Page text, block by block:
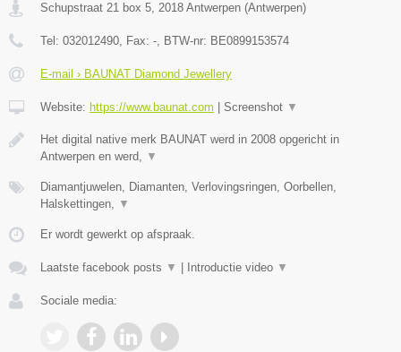
Schupstraat 21 box 5, 2018 Antwerpen (Antwerpen)
Tel: 032012490, Fax: -, BTW-nr: BE0899153574
E-mail › BAUNAT Diamond Jewellery
Website: https://www.baunat.com Screenshot ▼
Het digital native merk BAUNAT werd in 2008 opgericht in
Antwerpen en werd, ▼
Diamantjuwelen, Diamanten, Verlovingsringen, Oorbellen,
Halskettingen, ▼
Er wordt gewerkt op afspraak.
Laatste facebook posts ▼ Introductie video ▼
Sociale media: